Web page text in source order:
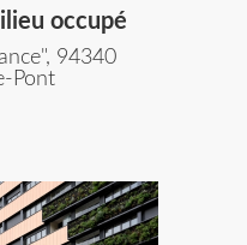
occupé
94340
Pont